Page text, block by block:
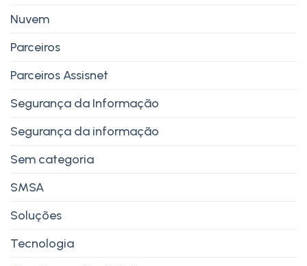
Nuvem
Parceiros
Parceiros Assisnet
Segurança da Informação
Segurança da informação
Sem categoria
SMSA
Soluções
Tecnologia